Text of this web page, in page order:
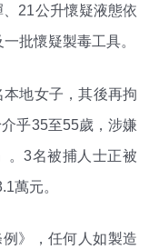
21公升懷疑液態依
批懷疑製毒工具。
地女子，其後再拘
乎35至55歲，涉嫌
。3名被捕人士正被
萬元。
》，任何人如製造